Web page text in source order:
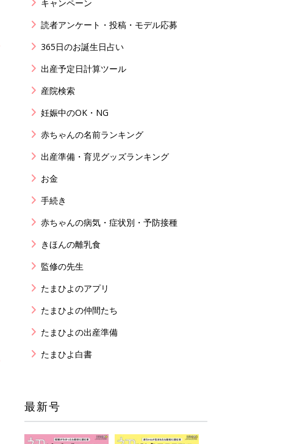
キャンペーン
読者アンケート・投稿・モデル応募
365日のお誕生日占い
出産予定日計算ツール
産院検索
妊娠中のOK・NG
赤ちゃんの名前ランキング
出産準備・育児グッズランキング
お金
手続き
赤ちゃんの病気・症状別・予防接種
きほんの離乳食
監修の先生
たまひよのアプリ
たまひよの仲間たち
たまひよの出産準備
たまひよ白書
最新号